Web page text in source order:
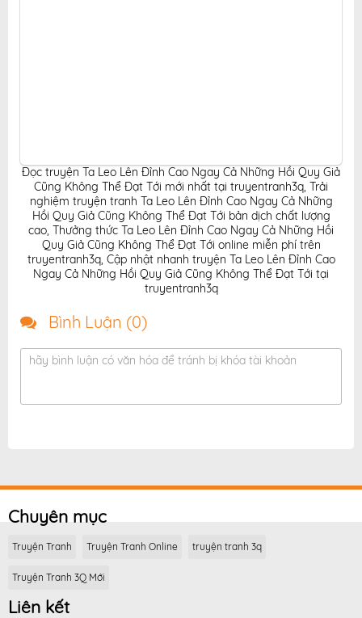
Đọc truyện Ta Leo Lên Đỉnh Cao Ngay Cả Những Hồi Quy Giả
Cũng Không Thể Đạt Tới mới nhất tại truyentranh3q, Trải
nghiệm truyện tranh Ta Leo Lên Đỉnh Cao Ngay Cả Những
Hồi Quy Giả Cũng Không Thể Đạt Tới bản dịch chất lượng
cao, Thưởng thức Ta Leo Lên Đỉnh Cao Ngay Cả Những Hồi
Quy Giả Cũng Không Thể Đạt Tới online miễn phí trên
truyentranh3q, Cập nhật nhanh truyện Ta Leo Lên Đỉnh Cao
Ngay Cả Những Hồi Quy Giả Cũng Không Thể Đạt Tới tại
truyentranh3q
Bình Luận (0)
hãy bình luận có văn hóa để tránh bị khóa tài khoản
Chuyên mục
Truyện Tranh Truyện Tranh Online truyện tranh 3q
Truyện Tranh 3Q Mới
Liên kết